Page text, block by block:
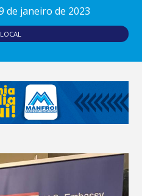
de janeiro de 2023
LOCAL